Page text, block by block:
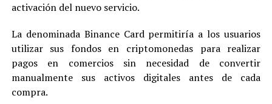
activación del nuevo servicio.
La denominada Binance Card permitiría a los usuarios
utilizar sus fondos en criptomonedas para realizar
pagos en comercios sin necesidad de convertir
manualmente sus activos digitales antes de cada
compra.